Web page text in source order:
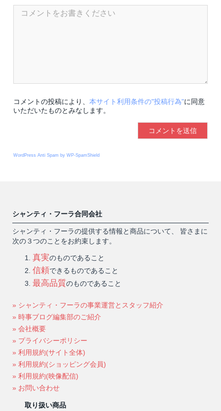
コメントの投稿により、 本サイト利用条件の"投稿行為"に同意
いただいたものとみなします。
WordPress Anti Spam by WP-SpamShield
シャンティ・フーラ合同会社
シャンティ・フーラの提供する情報と商品について、 皆さまに
次の３つのことをお約束します。
真実のものであること
信頼できるものであること
最高品質のものであること
» シャンティ・フーラの事業運営とスタッフ紹介
» 時事ブログ編集部のご紹介
» 会社概要
» プライバシーポリシー
» 利用規約(サイト全体)
» 利用規約(ショッピング会員)
» 利用規約(映像配信)
» お問い合わせ
取り扱い商品